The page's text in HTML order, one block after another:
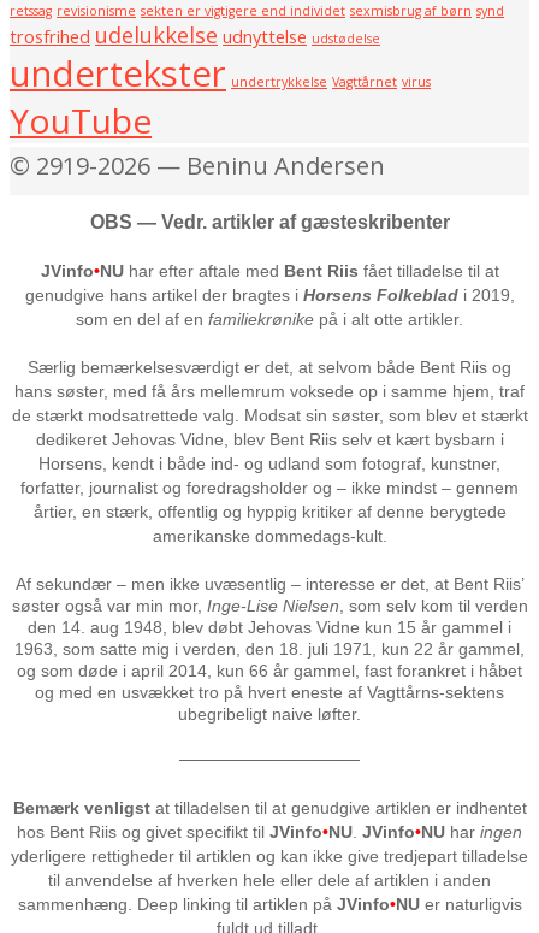
retssag revisionisme sekten er vigtigere end individet sexmisbrug af børn synd
trosfrihed udelukkelse udnyttelse udstødelse
undertekster undertrykkelse Vagttårnet virus
YouTube
© 2919-2026 — Beninu Andersen
OBS — Vedr. artikler af gæsteskribenter
JVinfo•NUhar efter aftale med Bent Riis fået tilladelse til at
genudgive hans artikel der bragtes i Horsens Folkeblad i 2019,
som en del af en familiekrønike på i alt otte artikler.
Særlig bemærkelsesværdigt er det, at selvom både Bent Riis og
hans søster, med få års mellemrum voksede op i samme hjem, traf
de stærkt modsatrettede valg. Modsat sin søster, som blev et stærkt
dedikeret Jehovas Vidne, blev Bent Riis selv et kært bysbarn i
Horsens, kendt i både ind- og udland som fotograf, kunstner,
forfatter, journalist og foredragsholder og – ikke mindst – gennem
årtier, en stærk, offentlig og hyppig kritiker af denne berygtede
amerikanske dommedags-kult.
Af sekundær – men ikke uvæsentlig – interesse er det, at Bent Riis’
søster også var min mor, Inge-Lise Nielsen , som selv kom til verden
den 14. aug 1948, blev døbt Jehovas Vidne kun 15 år gammel i
1963, som satte mig i verden, den 18. juli 1971, kun 22 år gammel,
og som døde i april 2014, kun 66 år gammel, fast forankret i håbet
og med en usvækket tro på hvert eneste af Vagttårns-sektens
ubegribeligt naive løfter.
───────────────
Bemærk venligstat tilladelsen til at genudgive artiklen er indhentet
hos Bent Riis og givet specifikt til JVinfo•NU JVinfo•NU har ingen
yderligere rettigheder til artiklen og kan ikke give tredjepart tilladelse
til anvendelse af hverken hele eller dele af artiklen i anden
sammenhæng. Deep linking til artiklen på JVinfo•NUer naturligvis
fuldt ud tilladt.